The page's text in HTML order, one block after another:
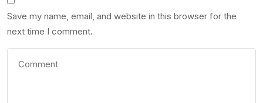
Save my name, email, and website in this browser for the
next time I comment.